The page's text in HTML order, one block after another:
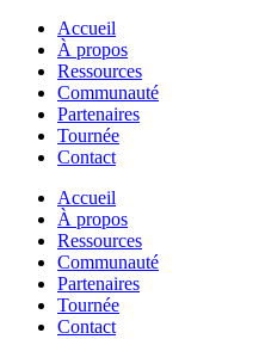
Accueil
À propos
Ressources
Communauté
Partenaires
Tournée
Contact
Accueil
À propos
Ressources
Communauté
Partenaires
Tournée
Contact